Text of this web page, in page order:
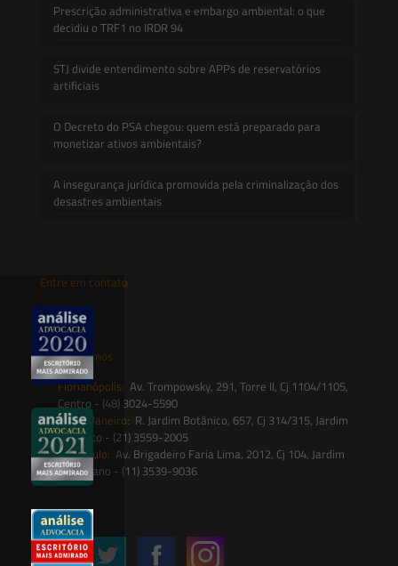
Prescrição administrativa e embargo ambiental: o que
decidiu o TRF1 no IRDR 94
STJ divide entendimento sobre APPs de reservatórios
artificiais
O Decreto do PSA chegou: quem está preparado para
monetizar ativos ambientais?
A insegurança jurídica promovida pela criminalização dos
desastres ambientais
Entre em contato
contato@saesadvogados.com.br
Onde estamos
Florianópolis: Av. Trompowsky, 291, Torre II, Cj 1104/1105,
Centro - (48) 3024-5590
Rio de Janeiro: R. Jardim Botânico, 657, Cj 314/315, Jardim
Botânico - (21) 3559-2005
São Paulo: Av. Brigadeiro Faria Lima, 2012, Cj 104, Jardim
Paulistano - (11) 3539-9036
Siga-nos